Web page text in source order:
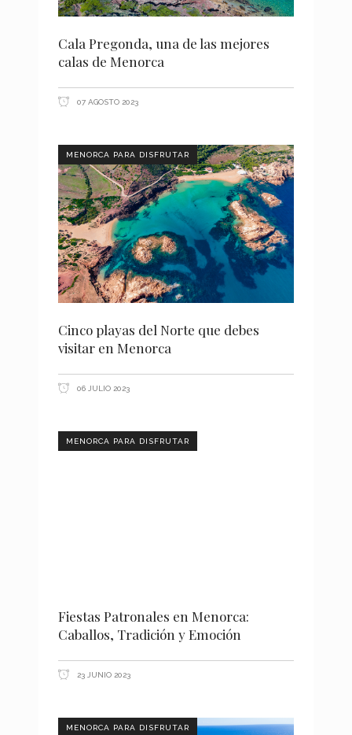
Cala Pregonda, una de las mejores
calas de Menorca
07 AGOSTO 2023
MENORCA PARA DISFRUTAR
Cinco playas del Norte que debes
visitar en Menorca
06 JULIO 2023
MENORCA PARA DISFRUTAR
Fiestas Patronales en Menorca:
Caballos, Tradición y Emoción
23 JUNIO 2023
MENORCA PARA DISFRUTAR